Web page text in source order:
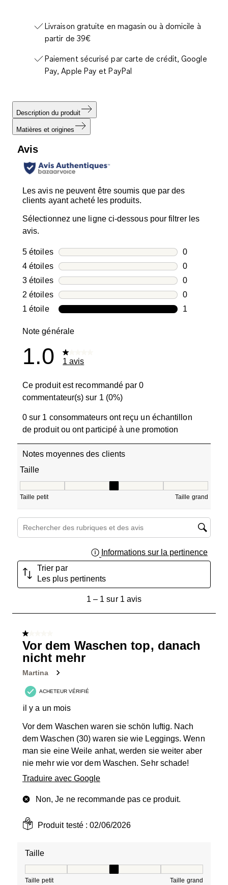
Livraison gratuite en magasin ou à domicile à
partir de 39€
Paiement sécurisé par carte de crédit, Google
Pay, Apple Pay et PayPal
Description du produit
Matières et origines
Avis
Les avis ne peuvent être soumis que par des
clients ayant acheté les produits.
Sélectionnez une ligne ci-dessous pour filtrer les
avis.
5 étoilesétoiles
0
0 avis avec
4 étoilesétoiles
0
0 avis avec
3 étoilesétoiles
0
0 avis avec
2 étoilesétoiles
0
0 avis avec
1 étoileétoiles
1
Note générale
1.0 1 avis
Ce produit est recommandé par 0
commentateur(s) sur 1 (0%)
0 sur 1 consommateurs ont reçu un échantillon
de produit ou ont participé à une promotion
Notes moyennes des clients
Taille
Taille petit Taille grand
Zone de recherche de sujet et d'avis
Informations sur la pertinence
Trier par
Les plus pertinents
sur
avis.
1– 1 sur 1 avis
1 sur 5 étoiles.
Vor dem Waschen top, danach
nicht mehr
Martina
ACHETEUR VÉRIFIÉ
il y a un mois
Vor dem Waschen waren sie schön luftig. Nach
dem Waschen (30) waren sie wie Leggings. Wenn
man sie eine Weile anhat, werden sie weiter aber
nie mehr wie vor dem Waschen. Sehr schade!
Traduire avec Google
Non, Je ne recommande pas ce produit.
Produit testé :02/06/2026
Taille
Taille petit Taille grand